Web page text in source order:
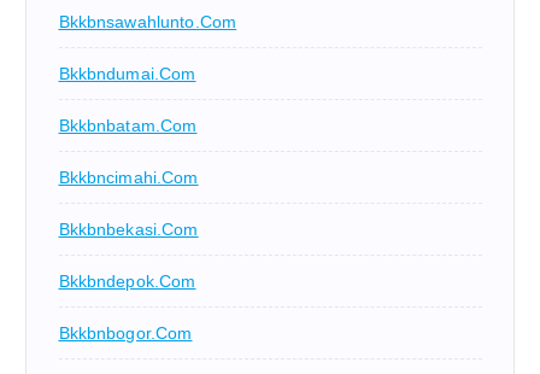
Bkkbnsawahlunto.com
Bkkbndumai.com
Bkkbnbatam.com
Bkkbncimahi.com
Bkkbnbekasi.com
Bkkbndepok.com
Bkkbnbogor.com